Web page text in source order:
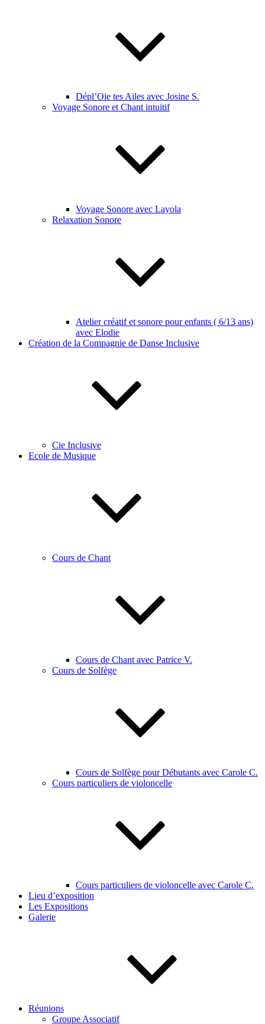
Dépl’Oie tes Ailes avec Josine S.
Voyage Sonore et Chant intuitif
Voyage Sonore avec Layola
Relaxation Sonore
Atelier créatif et sonore pour enfants ( 6/13 ans)
avec Elodie
Création de la Compagnie de Danse Inclusive
Cie Inclusive
Ecole de Musique
Cours de Chant
Cours de Chant avec Patrice V.
Cours de Solfège
Cours de Solfège pour Débutants avec Carole C.
Cours particuliers de violoncelle
Cours particuliers de violoncelle avec Carole C.
Lieu d’exposition
Les Expositions
Galerie
Réunions
Groupe Associatif